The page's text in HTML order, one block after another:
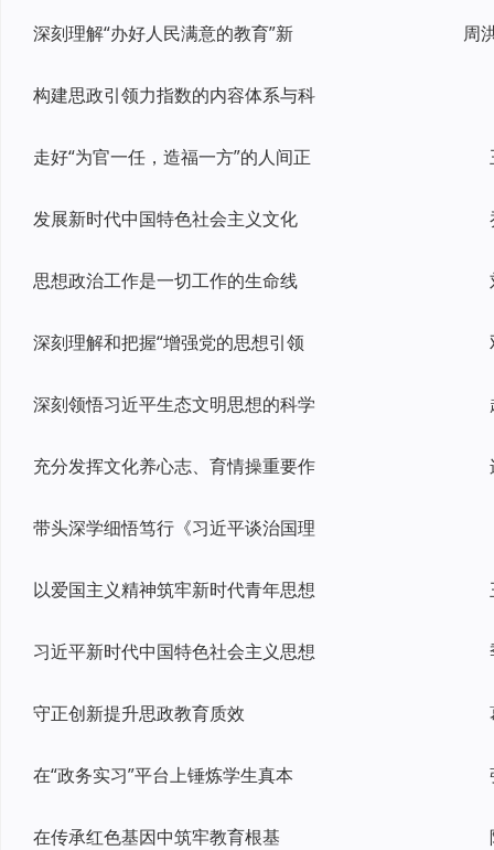
深刻理解“办好人民满意的教育”新
构建思政引领力指数的内容体系与科
走好“为官一任，造福一方”的人间正
发展新时代中国特色社会主义文化
思想政治工作是一切工作的生命线
深刻理解和把握“增强党的思想引领
深刻领悟习近平生态文明思想的科学
充分发挥文化养心志、育情操重要作
带头深学细悟笃行《习近平谈治国理
以爱国主义精神筑牢新时代青年思想
习近平新时代中国特色社会主义思想
守正创新提升思政教育质效
在“政务实习”平台上锤炼学生真本
在传承红色基因中筑牢教育根基